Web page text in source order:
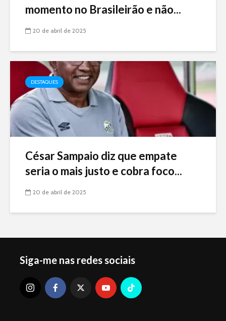
momento no Brasileirão e não...
20 de abril de 2025
DESTAQUES
César Sampaio diz que empate
seria o mais justo e cobra foco...
20 de abril de 2025
Siga-me nas redes sociais